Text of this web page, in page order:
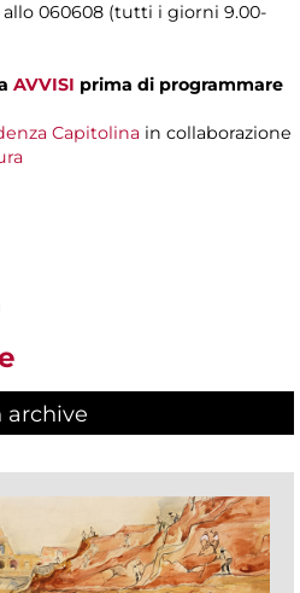
allo 060608 (tutti i giorni 9.00-
AVVISI prima di programmare
Capitolina in collaborazione
archive